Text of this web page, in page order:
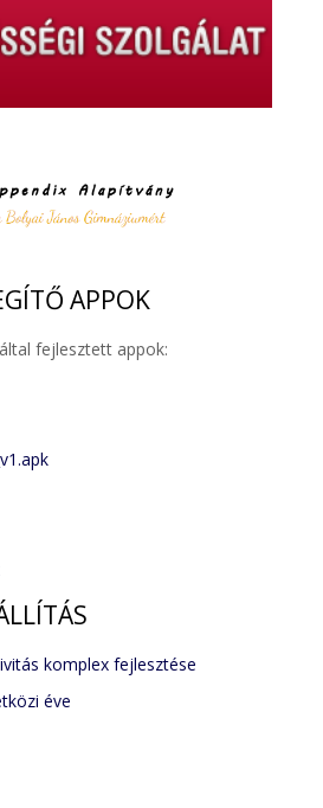
APPOK
fejlesztett appok:
komplex fejlesztése
éve